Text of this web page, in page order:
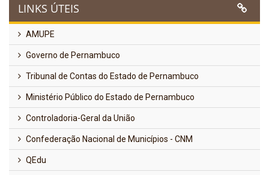
LINKS ÚTEIS
AMUPE
Governo de Pernambuco
Tribunal de Contas do Estado de Pernambuco
Ministério Público do Estado de Pernambuco
Controladoria-Geral da União
Confederação Nacional de Municípios - CNM
QEdu